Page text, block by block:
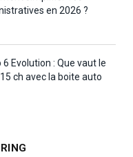
en 2026 ?
6 Evolution : Que vaut le
ch avec la boite auto